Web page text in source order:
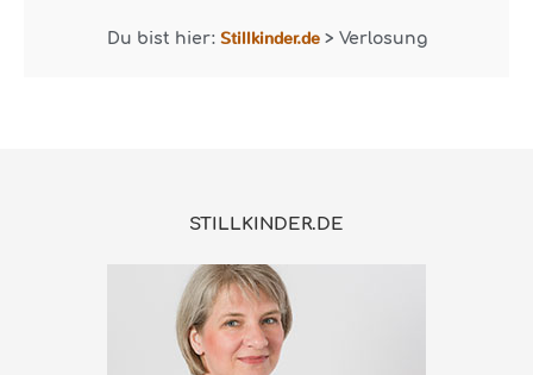
Du bist hier: Stillkinder.de> Verlosung
STILLKINDER.DE